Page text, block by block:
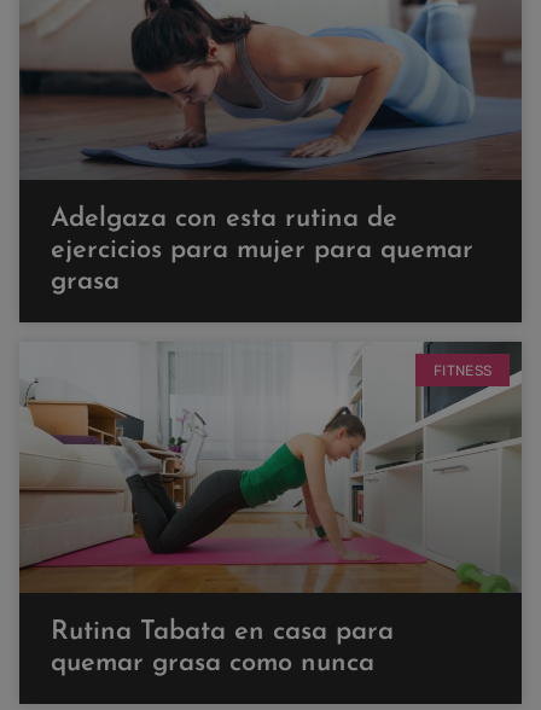
Adelgaza con esta rutina de
ejercicios para mujer para quemar
grasa
FITNESS
Rutina Tabata en casa para
quemar grasa como nunca